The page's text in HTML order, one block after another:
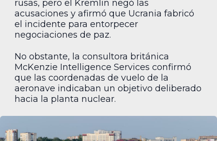
rusas, pero el Kremlin negó las
acusaciones y afirmó que Ucrania fabricó
el incidente para entorpecer
negociaciones de paz.
No obstante, la consultora británica
McKenzie Intelligence Services confirmó
que las coordenadas de vuelo de la
aeronave indicaban un objetivo deliberado
hacia la planta nuclear.